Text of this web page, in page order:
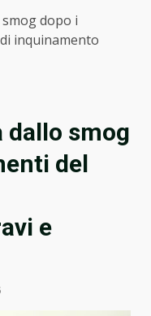
dopo i
inquinamento
dallo smog
del
e